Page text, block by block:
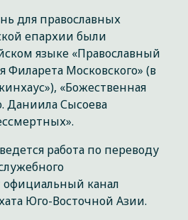
для православных
епархии были
языке «Православный
Филарета Московского» (в
«Божественная
Даниила Сысоева
работа по переводу
официальный канал
Юго-Восточной Азии.